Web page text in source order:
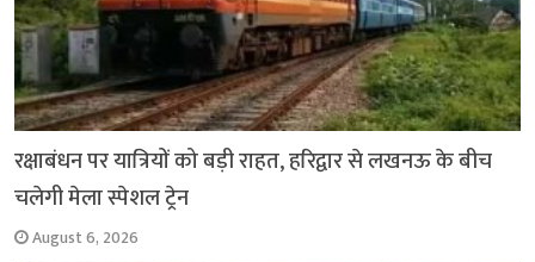
रक्षाबंधन पर यात्रियों को बड़ी राहत, हरिद्वार से लखनऊ के बीच
चलेगी मेला स्पेशल ट्रेन
August 6, 2026